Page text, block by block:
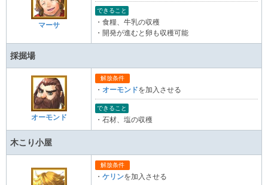
マーサ
できること
・食糧、牛乳の収穫
・開発が進むと卵も収穫可能
採掘場
オーモンド
解放条件
・ オーモンドを加入させる
できること
・石材、塩の収穫
木こり小屋
解放条件
・ ケリンを加入させる